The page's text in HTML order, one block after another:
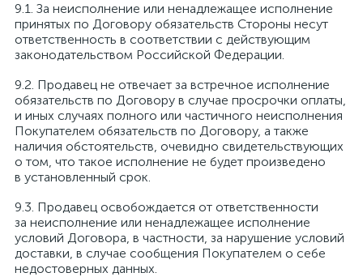
За неисполнение или ненадлежащее исполнение
принятых по Договору обязательств Стороны несут
ответственность в соответствии с действующим
законодательством Российской Федерации.
Продавец не отвечает за встречное исполнение
обязательств по Договору в случае просрочки оплаты,
и иных случаях полного или частичного неисполнения
Покупателем обязательств по Договору, а также
наличия обстоятельств, очевидно свидетельствующих
о том, что такое исполнение не будет произведено
в установленный срок.
Продавец освобождается от ответственности
за неисполнение или ненадлежащее исполнение
условий Договора, в частности, за нарушение условий
доставки, в случае сообщения Покупателем о себе
недостоверных данных.